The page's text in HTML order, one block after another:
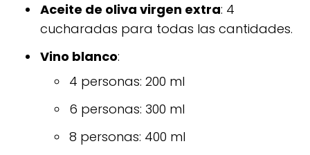
Aceite de oliva virgen extra: 4
cucharadas para todas las cantidades.
Vino blanco:
4 personas: 200 ml
6 personas: 300 ml
8 personas: 400 ml